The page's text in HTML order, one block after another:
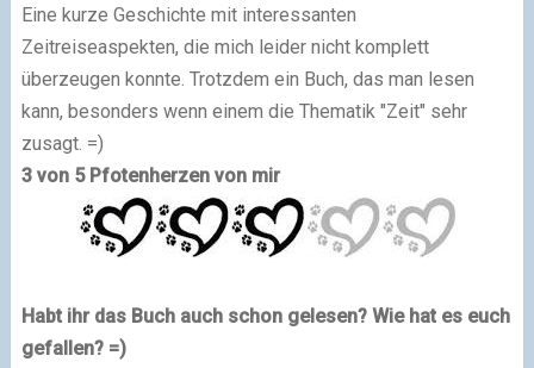
Eine kurze Geschichte mit interessanten
Zeitreiseaspekten, die mich leider nicht komplett
überzeugen konnte. Trotzdem ein Buch, das man lesen
kann, besonders wenn einem die Thematik "Zeit" sehr
zusagt. =)
3 von 5 Pfotenherzen von mir
Habt ihr das Buch auch schon gelesen? Wie hat es euch
gefallen? =)